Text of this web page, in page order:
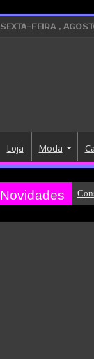
SEXTA-FEIRA ,
Loja Moda
Novidades